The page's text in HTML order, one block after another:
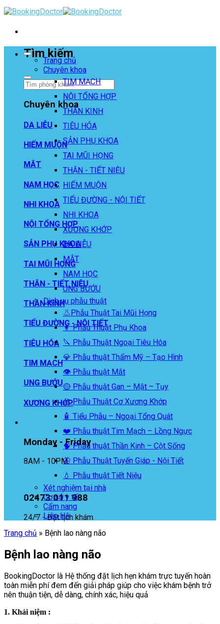
Skip
to
Tìm kiếm
Chuyên khoa
DA LIỄU
HIẾM MUỘN
MẮT
NAM HỌC
NHI KHOA
NỘI TỔNG HỢP
SẢN PHỤ KHOA
TAI MŨI HỌNG
THẬN - TIẾT NIỆU
THẦN KINH
TIỂU ĐƯỜNG - NỘI TIẾT
TIÊU HÓA
TIM MẠCH
UNG BƯỚU
XƯƠNG KHỚP
Monday - Friday
8AM - 10PM
02473 011 988
24/7 - Đặt lịch khám
Trang chủ
Chuyên khoa
TIM MẠCH
NỘI TỔNG HỢP
THẦN KINH
TIÊU HÓA
SẢN PHỤ KHOA
TAI MŨI HỌNG
THẬN - TIẾT NIỆU
HIẾM MUỘN
TIỂU ĐƯỜNG - NỘI TIẾT
NHI KHOA
XƯƠNG KHỚP
DA LIỄU
MẮT
NAM HỌC
UNG BƯỚU
Dịch vụ phẫu thuật
👃Phẫu Thuật Tai Mũi Họng
👩 Phẫu Thuật Phụ Khoa
🔪 Phẫu Thuật Ngoại Tiêu Hóa
💎 Phẫu thuật Thẩm Mỹ – Tạo Hình
👁️ Phẫu thuật Mắt
🟡 Phẫu thuật Gan – Mật – Tụy
🦴 Phẫu Thuật Cơ Xương Khớp
🧴 Tiểu Phẫu – Ngoại Tổng Quát
❤️ Phẫu thuật Tim Mạch – Lồng Ngực
🧠 Phẫu thuật Thần Kinh – Cột Sống
🦋 Phẫu Thuật Tuyến Giáp - Nội Tiết
💧 Phẫu thuật Tiết Niệu
Xét nghiệm tại nhà
Cơ sở y tế
Cẩm nang
Liên Hệ
Trang chủ » Bệnh lao nàng não
Bệnh lao nàng não
BookingDoctor là Hệ thống đặt lịch hẹn khám trực tuyến hoàn
toàn miễn phí đem đến giải pháp giúp cho việc khám bệnh trở
nên thuận tiện, dễ dàng, chính xác, hiệu quả
1. Khái niệm :